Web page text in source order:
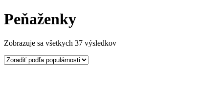
Peňaženky
Zobrazuje sa všetkych 37 výsledkov